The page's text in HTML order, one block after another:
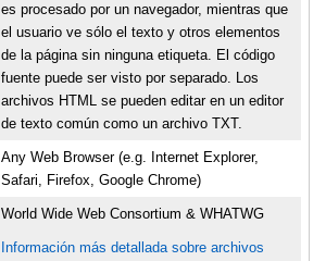
es procesado por un navegador, mientras que
el usuario ve sólo el texto y otros elementos
de la página sin ninguna etiqueta. El código
fuente puede ser visto por separado. Los
archivos HTML se pueden editar en un editor
de texto común como un archivo TXT.
Any Web Browser (e.g. Internet Explorer,
Safari, Firefox, Google Chrome)
World Wide Web Consortium & WHATWG
Información más detallada sobre archivos